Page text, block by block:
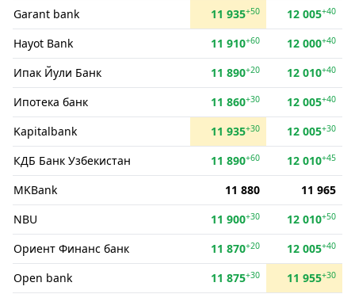
Garant bank 11 935+50 12 005+40
Hayot Bank 11 910+60 12 000+40
Ипак Йули Банк 11 890+20 12 010+40
Ипотека банк 11 860+30 12 005+40
Kapitalbank 11 935+30 12 005+30
КДБ Банк Узбекистан 11 890+60 12 010+45
MKBank 11 880
11 965
NBU
11 900+30 12 010+50
Ориент Финанс банк 11 870+20 12 005+40
Open bank 11 875+30 11 955+30